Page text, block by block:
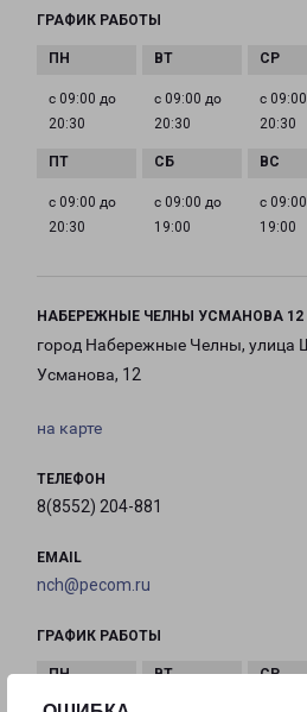
ГРАФИК РАБОТЫ
с 09:00 до
20:30
с 09:00 до
20:30
с
20:30
с 09:00 до
20:30
с 09:00 до
19:00
с
19:00
НАБЕРЕЖНЫЕ ЧЕЛНЫ УСМАНОВА 12
город Набережные Челны, улица
Усманова, 12
на карте
ТЕЛЕФОН
8(8552) 204-881
EMAIL
nch@pecom.ru
ГРАФИК РАБОТЫ